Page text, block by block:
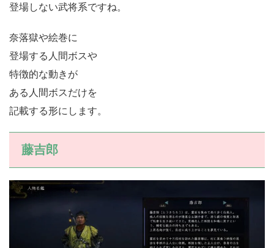
登場しない武将系ですね。
奈落獄や絵巻に
登場する人間ボスや
特徴的な動きが
ある人間ボスだけを
記載する形にします。
藤吉郎